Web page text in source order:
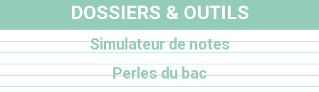
DOSSIERS & OUTILS
Simulateur de notes
Perles du bac